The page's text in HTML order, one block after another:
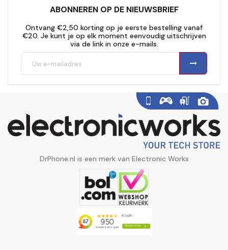
ABONNEREN OP DE NIEUWSBRIEF
Ontvang €2,50 korting op je eerste bestelling vanaf
€20. Je kunt je op elk moment eenvoudig uitschrijven
via de link in onze e-mails.
DrPhone.nl is een merk van Electronic Works